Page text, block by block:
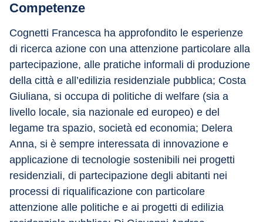
Competenze
Cognetti Francesca ha approfondito le esperienze
di ricerca azione con una attenzione particolare alla
partecipazione, alle pratiche informali di produzione
della città e all’edilizia residenziale pubblica; Costa
Giuliana, si occupa di politiche di welfare (sia a
livello locale, sia nazionale ed europeo) e del
legame tra spazio, società ed economia; Delera
Anna, si è sempre interessata di innovazione e
applicazione di tecnologie sostenibili nei progetti
residenziali, di partecipazione degli abitanti nei
processi di riqualificazione con particolare
attenzione alle politiche e ai progetti di edilizia